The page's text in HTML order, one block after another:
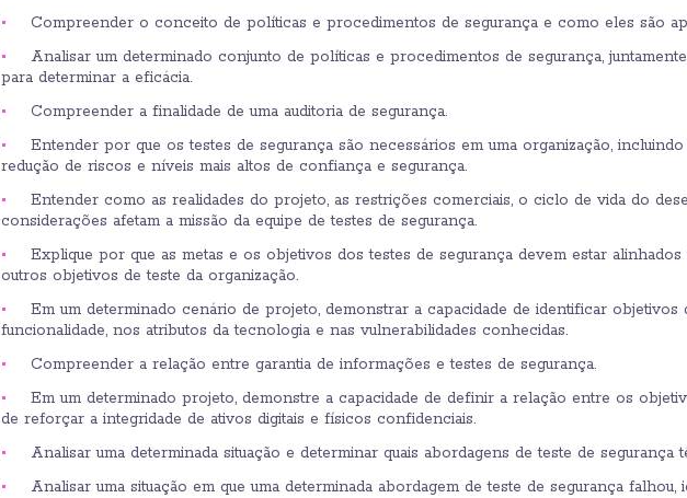
Compreender o conceito de políticas e procedimentos de segurança e como eles são
Analisar um determinado conjunto de políticas e procedimentos de segurança,
para determinar a eficácia.
Compreender a finalidade de uma auditoria de segurança.
Entender por que os testes de segurança são necessários em uma organização,
redução de riscos e níveis mais altos de confiança e segurança.
Entender como as realidades do projeto, as restrições comerciais, o ciclo de vida do
considerações afetam a missão da equipe de testes de segurança.
Explique por que as metas e os objetivos dos testes de segurança devem estar
outros objetivos de teste da organização.
Em um determinado cenário de projeto, demonstrar a capacidade de identificar objetivos
funcionalidade, nos atributos da tecnologia e nas vulnerabilidades conhecidas.
Compreender a relação entre garantia de informações e testes de segurança.
Em um determinado projeto, demonstre a capacidade de definir a relação entre os
de reforçar a integridade de ativos digitais e físicos confidenciais.
Analisar uma determinada situação e determinar quais abordagens de teste de segurança
Analisar uma situação em que uma determinada abordagem de teste de segurança